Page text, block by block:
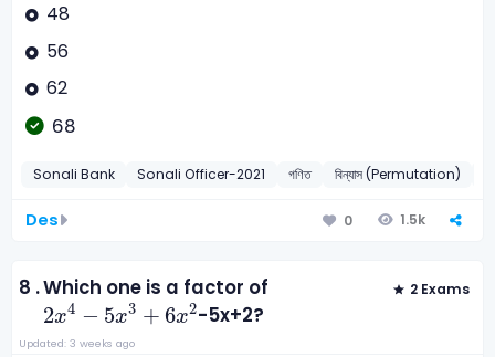
48
56
62
68
Sonali Bank Sonali Officer-2021 গণিত বিন্যাস (Permutation)
Des 0 1.5k
8 .Which one is a factor of
2x4 − 5x3 + 6x2
2x4-5x3+6x2 -5x+2?
2 Exams
Updated: 3 weeks ago